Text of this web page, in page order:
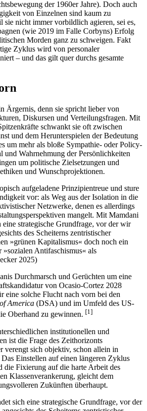
der 1960er Jahre). Doch auch
von Einzelnen sind kaum zu
sie nicht immer vorbildlich agieren, sei es,
(wie 2019 im Falle Corbyns) Erfolg
Morden ganz zu schweigen. Fakt
Zyklus wird von personaler
– und das gilt quer durchs gesamte
Ärgernis, denn sie spricht lieber von
Diskursen und Verteilungsfragen. Mit
schwankt sie oft zwischen
und dem Herunterspielen der Bedeutung
um mehr als bloße Sympathie- oder Policy-
und Wahrnehmung der Persönlichkeiten
um politische Zielsetzungen und
und Wunschprojektionen.
aufgeladene Prinzipientreue und sture
vor: als Weg aus der Isolation in die
Netzwerke, denen es allerdings
mangelt. Mit Mamdani
eine strategische Grundfrage, vor der wir
des Scheiterns zentristischer
»grünen Kapitalismus« doch noch ein
»sozialen Antifaschismus« als
2025)
Durchmarsch und Gerüchten um eine
von Ocasio-Cortez 2028
eine solche Flucht nach vorn bei den
America (DSA) und im Umfeld des US-
Oberhand zu gewinnen. [1]
institutionellen und
ist die Frage des Zeithorizonts
verengt sich objektiv, schon allein in
Einstellen auf einen längeren Zyklus
die Fixierung auf die harte Arbeit des
Klassenverankerung, gleicht dem
Zukünften überhaupt.
sich eine strategische Grundfrage, vor der